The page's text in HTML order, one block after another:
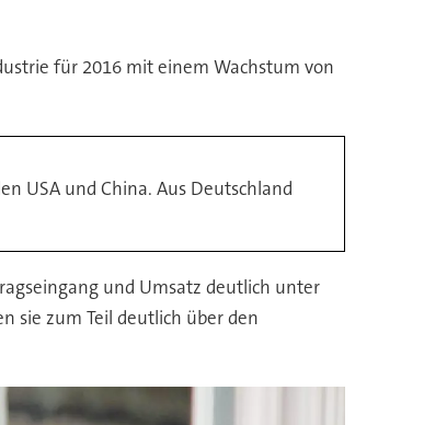
für 2016 mit einem Wachstum von
USA und China. Aus Deutschland
und Umsatz deutlich unter
sie zum Teil deutlich über den